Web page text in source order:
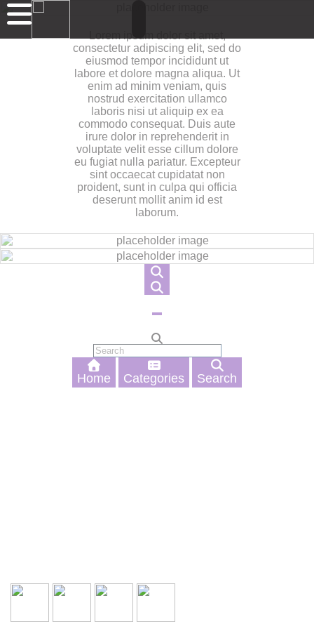
consectetur adipiscing elit, sed do
eiusmod tempor incididunt ut
labore et dolore magna aliqua. Ut
enim ad minim veniam, quis
nostrud exercitation ullamco
laboris nisi ut aliquip ex ea
commodo consequat. Duis aute
irure dolor in reprehenderit in
voluptate velit esse cillum dolore
eu fugiat nulla pariatur. Excepteur
sint occaecat cupidatat non
proident, sunt in culpa qui officia
deserunt mollit anim id est
laborum.
Home Categories Search